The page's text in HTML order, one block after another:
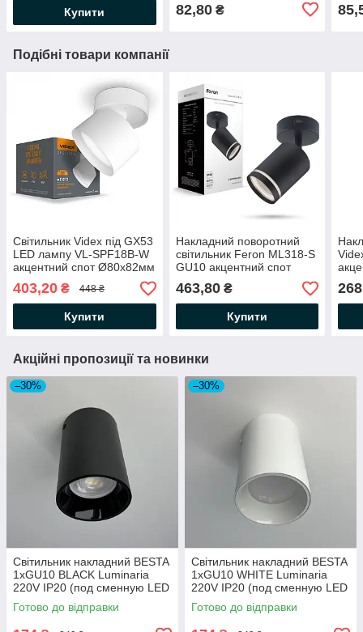
Купити 82,80₴
Подібні товари компанії
Світильник Videx під GX53
LED лампу VL-SPF18B-W
акцентний спот Ø80х82мм
білий
403,20 ₴ 448 ₴
Купити
Накладний поворотний
світильник Feron ML318-S
GU10 акцентний спот
змінну LED лампу) з
вимикачем чорний
463,80₴
Купити
268
Акційні пропозиції та новинки
–30%
Світильник накладний BESTA
1хGU10 BLACK Luminaria
220V IP20 (под сменную LED
лампу) точечный Ø65x100
Готово до відправки
–30%
Світильник накладний BESTA
1хGU10 WHITE Luminaria
220V IP20 (под сменную LED
лампу) точечный Ø65x100
Готово до відправки